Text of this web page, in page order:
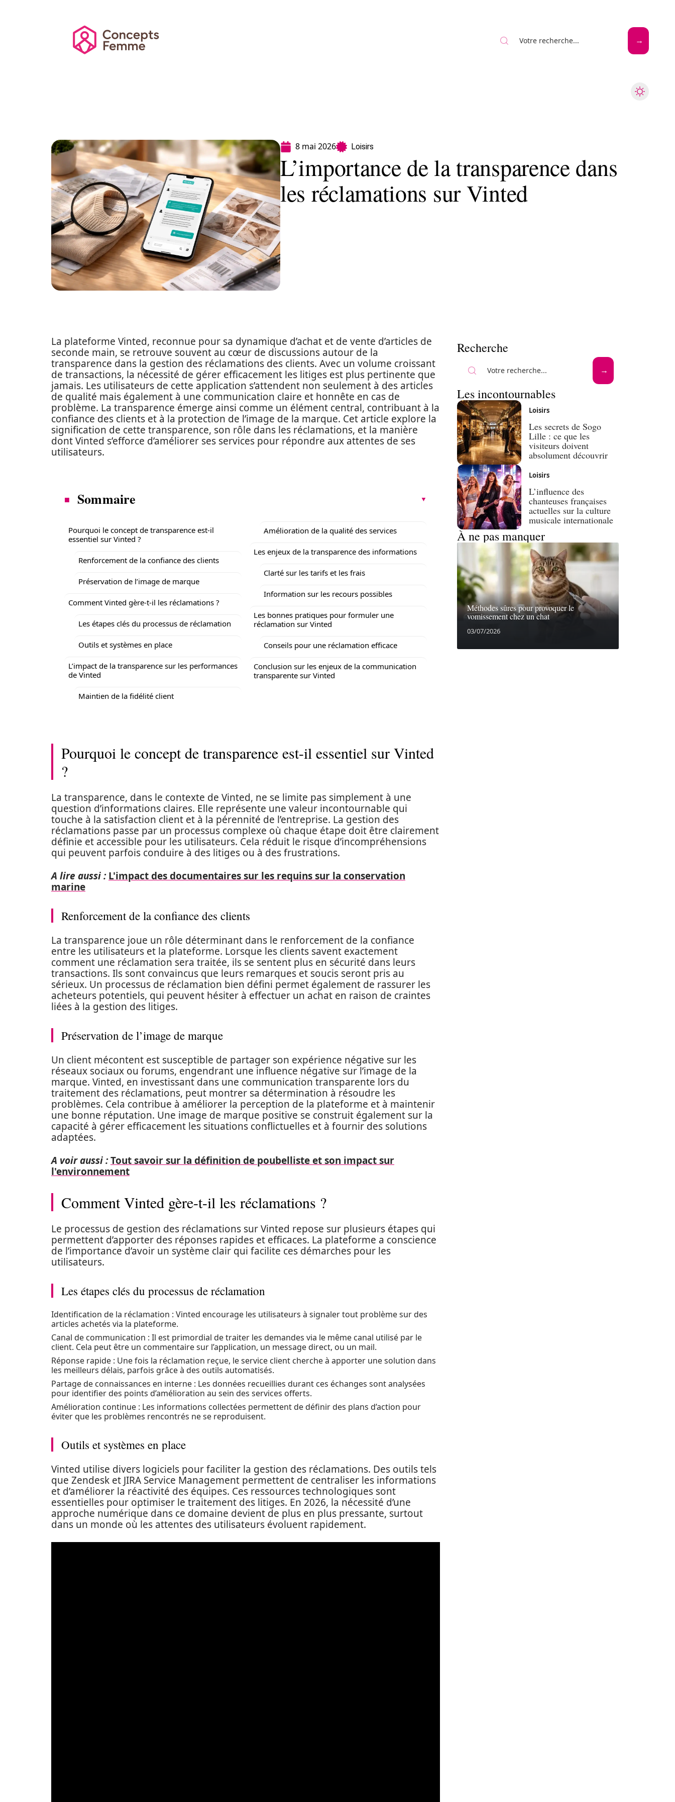
8 mai 2026 Loisirs
L’importance de la transparence dans
les réclamations sur Vinted
La plateforme Vinted, reconnue pour sa dynamique d’achat et de vente d’articles de
seconde main, se retrouve souvent au cœur de discussions autour de la
transparence dans la gestion des réclamations des clients. Avec un volume croissant
de transactions, la nécessité de gérer efficacement les litiges est plus pertinente que
jamais. Les utilisateurs de cette application s’attendent non seulement à des articles
de qualité mais également à une communication claire et honnête en cas de
problème. La transparence émerge ainsi comme un élément central, contribuant à la
confiance des clients et à la protection de l’image de la marque. Cet article explore la
signification de cette transparence, son rôle dans les réclamations, et la manière
dont Vinted s’efforce d’améliorer ses services pour répondre aux attentes de ses
utilisateurs.
Sommaire
Pourquoi le concept de transparence est-il
essentiel sur Vinted ?
Renforcement de la confiance des clients
Préservation de l’image de marque
Comment Vinted gère-t-il les réclamations ?
Les étapes clés du processus de réclamation
Outils et systèmes en place
L’impact de la transparence sur les performances
de Vinted
Maintien de la fidélité client
Amélioration de la qualité des services
Les enjeux de la transparence des informations
Clarté sur les tarifs et les frais
Information sur les recours possibles
Les bonnes pratiques pour formuler une
réclamation sur Vinted
Conseils pour une réclamation efficace
Conclusion sur les enjeux de la communication
transparente sur Vinted
Pourquoi le concept de transparence est-il essentiel sur Vinted
?
La transparence, dans le contexte de Vinted, ne se limite pas simplement à une
question d’informations claires. Elle représente une valeur incontournable qui
touche à la satisfaction client et à la pérennité de l’entreprise. La gestion des
réclamations passe par un processus complexe où chaque étape doit être clairement
définie et accessible pour les utilisateurs. Cela réduit le risque d’incompréhensions
qui peuvent parfois conduire à des litiges ou à des frustrations.
A lire aussi : L'impact des documentaires sur les requins sur la conservation
marine
Renforcement de la confiance des clients
La transparence joue un rôle déterminant dans le renforcement de la confiance
entre les utilisateurs et la plateforme. Lorsque les clients savent exactement
comment une réclamation sera traitée, ils se sentent plus en sécurité dans leurs
transactions. Ils sont convaincus que leurs remarques et soucis seront pris au
sérieux. Un processus de réclamation bien défini permet également de rassurer les
acheteurs potentiels, qui peuvent hésiter à effectuer un achat en raison de craintes
liées à la gestion des litiges.
Préservation de l’image de marque
Un client mécontent est susceptible de partager son expérience négative sur les
réseaux sociaux ou forums, engendrant une influence négative sur l’image de la
marque. Vinted, en investissant dans une communication transparente lors du
traitement des réclamations, peut montrer sa détermination à résoudre les
problèmes. Cela contribue à améliorer la perception de la plateforme et à maintenir
une bonne réputation. Une image de marque positive se construit également sur la
capacité à gérer efficacement les situations conflictuelles et à fournir des solutions
adaptées.
A voir aussi :Tout savoir sur la définition de poubelliste et son impact sur
l'environnement
Comment Vinted gère-t-il les réclamations ?
Le processus de gestion des réclamations sur Vinted repose sur plusieurs étapes qui
permettent d’apporter des réponses rapides et efficaces. La plateforme a conscience
de l’importance d’avoir un système clair qui facilite ces démarches pour les
utilisateurs.
Les étapes clés du processus de réclamation
Identification de la réclamation : Vinted encourage les utilisateurs à signaler tout problème sur des
articles achetés via la plateforme.
Canal de communication : Il est primordial de traiter les demandes via le même canal utilisé par le
client. Cela peut être un commentaire sur l’application, un message direct, ou un mail.
Réponse rapide : Une fois la réclamation reçue, le service client cherche à apporter une solution dans
les meilleurs délais, parfois grâce à des outils automatisés.
Partage de connaissances en interne : Les données recueillies durant ces échanges sont analysées
pour identifier des points d’amélioration au sein des services offerts.
Amélioration continue : Les informations collectées permettent de définir des plans d’action pour
éviter que les problèmes rencontrés ne se reproduisent.
Outils et systèmes en place
Vinted utilise divers logiciels pour faciliter la gestion des réclamations. Des outils tels
que Zendesk et JIRA Service Management permettent de centraliser les informations
et d’améliorer la réactivité des équipes. Ces ressources technologiques sont
essentielles pour optimiser le traitement des litiges. En 2026, la nécessité d’une
approche numérique dans ce domaine devient de plus en plus pressante, surtout
dans un monde où les attentes des utilisateurs évoluent rapidement.
Recherche
Les incontournables
Loisirs
Les secrets de Sogo
Lille : ce que les
visiteurs doivent
absolument découvrir
Loisirs
L’influence des
chanteuses françaises
actuelles sur la culture
musicale internationale
À ne pas manquer
Méthodes sûres pour provoquer le
vomissement chez un chat
03/07/2026